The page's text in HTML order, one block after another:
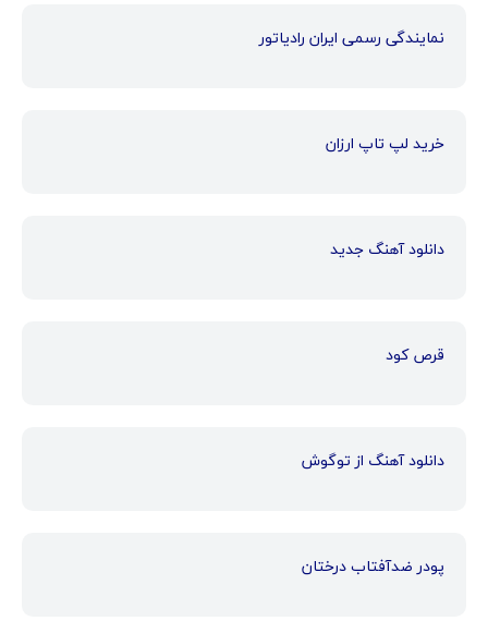
نمایندگی رسمی ایران رادیاتور
خرید لپ تاپ ارزان
دانلود آهنگ جدید
قرص کود
دانلود آهنگ از توگوش
پودر ضدآفتاب درختان